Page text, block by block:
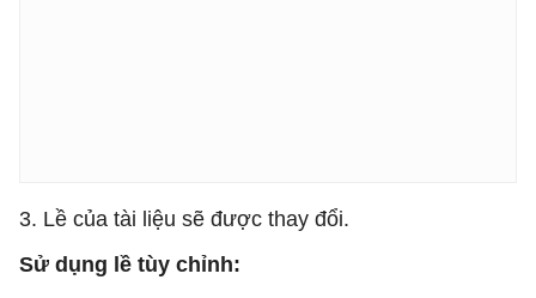
3. Lề của tài liệu sẽ được thay đổi.
Sử dụng lề tùy chỉnh: